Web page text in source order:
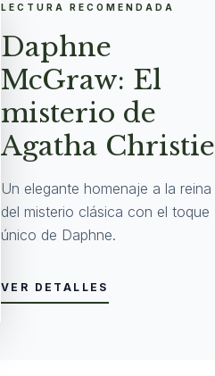
LECTURA RECOMENDADA
Daphne
McGraw: El
misterio de
Agatha Christie
Un elegante homenaje a la reina
del misterio clásica con el toque
único de Daphne.
VER DETALLES